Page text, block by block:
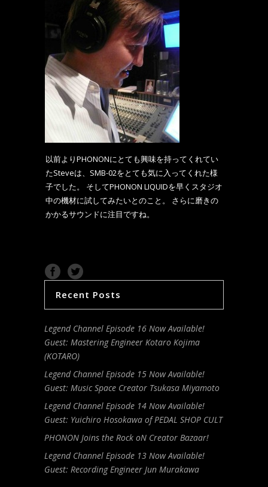
以前よりPHONONにとても興味を持ってくれてい
たSteveは、SMB-02をとても気に入ってくれた様
子でした。 そしてPHONON LIQUIDを早くスタジオ
中の機材に試してみたいとのこと。 さらに磨きの
かかるサウンドに注目ですね。
Recent Posts
Legend Channel Episode 16 Now Available!
Guest: Mastering Engineer Kotaro Kojima
(KOTARO)
Legend Channel Episode 15 Now Available!
Guest: Music Space Creator Tsukasa Miyamoto
Legend Channel Episode 14 Now Available!
Guest: Yuichiro Hosokawa of PEDAL SHOP CULT
PHONON Joins the Rock oN Creator Bazaar!
Legend Channel Episode 13 Now Available!
Guest: Recording Engineer Jun Murakawa